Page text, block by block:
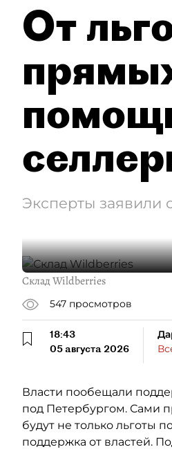
От
Эксперты заявили
Склад Wildberries
547 просмотров
18:43
05 августа 2026
Власти пообещали
под Петербургом. Сами
будут не только льготы
поддержка от властей.